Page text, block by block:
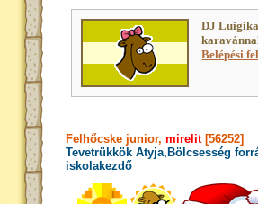
DJ
Belépési
Felhőcske junior,mirelit[56252]
Tevetrükkök Atyja,Bölcsesség
iskolakezdő